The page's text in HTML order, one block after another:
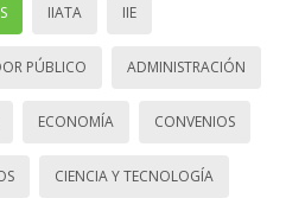
IIATA IIE
PÚBLICO ADMINISTRACIÓN
ECONOMÍA CONVENIOS
CIENCIA Y TECNOLOGÍA